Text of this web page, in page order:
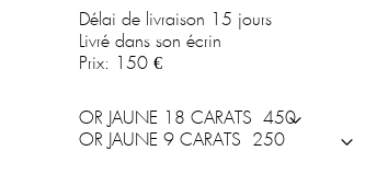
Délai de livraison 15 jours
Livré dans son écrin
Prix:
150 €
OR JAUNE 18 CARATS
OR JAUNE 9 CARATS